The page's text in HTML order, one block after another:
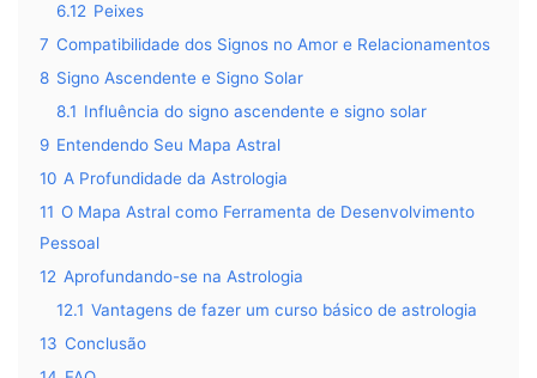
6.12 Peixes
7 Compatibilidade dos Signos no Amor e Relacionamentos
8 Signo Ascendente e Signo Solar
8.1 Influência do signo ascendente e signo solar
9 Entendendo Seu Mapa Astral
10 A Profundidade da Astrologia
11 O Mapa Astral como Ferramenta de Desenvolvimento
Pessoal
12 Aprofundando-se na Astrologia
12.1 Vantagens de fazer um curso básico de astrologia
13 Conclusão